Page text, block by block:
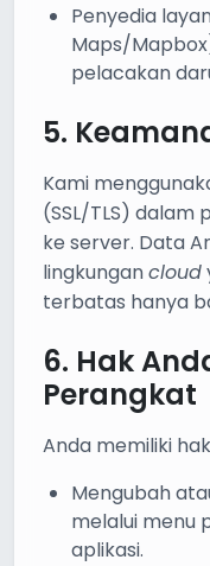
Penyedia
Maps/
pelacakan
5.
Kami
(SSL/TLS) dalam
ke server. Data
lingkungancloud
terbatas hanya
6. Hak
Perangkat
Anda memiliki
Mengubah
melalui menu
aplikasi.